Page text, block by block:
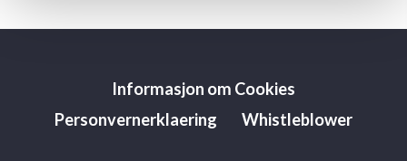
Informasjon om Cookies
Personvernerklaering
Whistleblower